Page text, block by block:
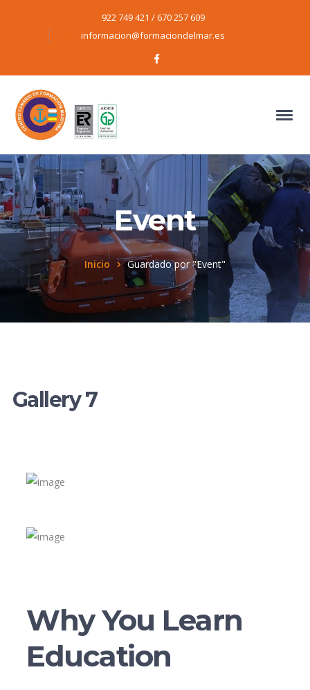
922 749 421 / 670 257 609
informacion@formaciondelmar.es
Facebook
Profile
Event
Inicio Guardado por "Event"
Gallery 7
Why You Learn
Education